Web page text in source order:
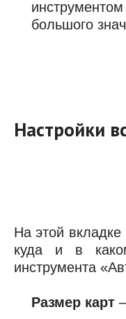
большого
Настройки
На этой вкладке
куда и в
инструмента
Размер карт